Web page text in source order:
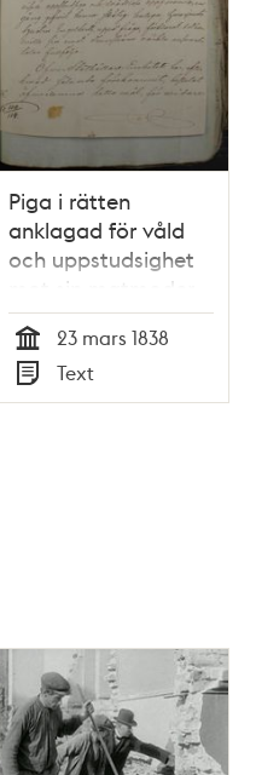
Piga i rätten
anklagad för våld
och uppstudsighet
mot sin matmoder
Tid
23 mars 1838
Typ
Text